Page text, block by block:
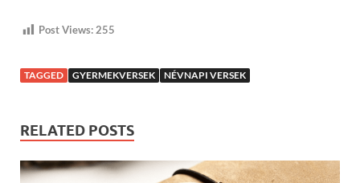
Post Views: 255
TAGGED GYERMEKVERSEK NÉVNAPI VERSEK
RELATED POSTS